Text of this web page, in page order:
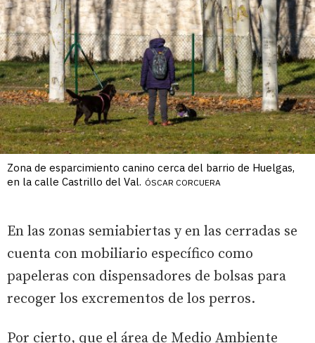
Zona de esparcimiento canino cerca del barrio de Huelgas,
en la calle Castrillo del Val. ÓSCAR CORCUERA
En las zonas semiabiertas y en las cerradas se
cuenta con mobiliario específico como
papeleras con dispensadores de bolsas para
recoger los excrementos de los perros.
Por cierto, que el área de Medio Ambiente